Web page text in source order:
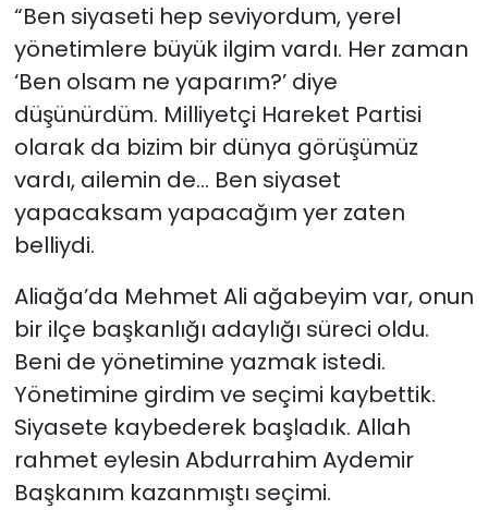
“Ben siyaseti hep seviyordum, yerel
yönetimlere büyük ilgim vardı. Her zaman
‘Ben olsam ne yaparım?’ diye
düşünürdüm. Milliyetçi Hareket Partisi
olarak da bizim bir dünya görüşümüz
vardı, ailemin de… Ben siyaset
yapacaksam yapacağım yer zaten
belliydi.
Aliağa’da Mehmet Ali ağabeyim var, onun
bir ilçe başkanlığı adaylığı süreci oldu.
Beni de yönetimine yazmak istedi.
Yönetimine girdim ve seçimi kaybettik.
Siyasete kaybederek başladık. Allah
rahmet eylesin Abdurrahim Aydemir
Başkanım kazanmıştı seçimi.